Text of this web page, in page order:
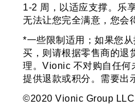
1-2 周，以适应支撑。乐
无法让您完全满意，您会
*一些限制适用；如果您
买，则请根据零售商的退
理。Vionic 不对购自任何
提供退款或积分。需要出
©2020 Vionic Group LLC